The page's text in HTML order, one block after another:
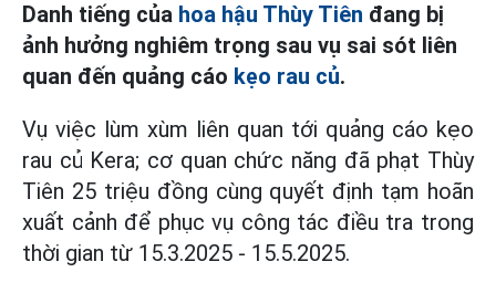
Danh tiếng của hoa hậu Thùy Tiên đang bị
ảnh hưởng nghiêm trọng sau vụ sai sót liên
quan đến quảng cáo kẹo rau củ.
Vụ việc lùm xùm liên quan tới quảng cáo kẹo
rau củ Kera; cơ quan chức năng đã phạt Thùy
Tiên 25 triệu đồng cùng quyết định tạm hoãn
xuất cảnh để phục vụ công tác điều tra trong
thời gian từ 15.3.2025 - 15.5.2025.